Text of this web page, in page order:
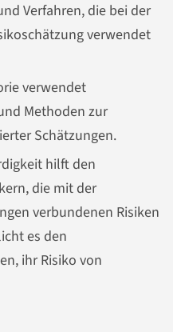
Verfahren, die bei der
verwendet
verwendet
Methoden zur
Schätzungen.
hilft den
die mit der
verbundenen Risiken
es den
ihr Risiko von